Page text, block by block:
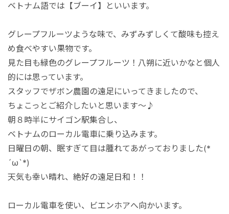
ベトナム語では【ブーイ】といいます。
グレープフルーツような味で、みずみずしくて酸味も控え
め食べやすい果物です。
見た目も緑色のグレープフルーツ！八朔に近いかなと個人
的には思っています。
スタッフでザボン農園の遠足にいってきましたので、
ちょこっとご紹介したいと思います～♪
朝８時半にサイゴン駅集合し、
ベトナムのローカル電車に乗り込みます。
日曜日の朝、眠すぎて目は腫れてあがっておりました(*
´ω`*)
天気も幸い晴れ、絶好の遠足日和！！
ローカル電車を使い、ビエンホアへ向かいます。